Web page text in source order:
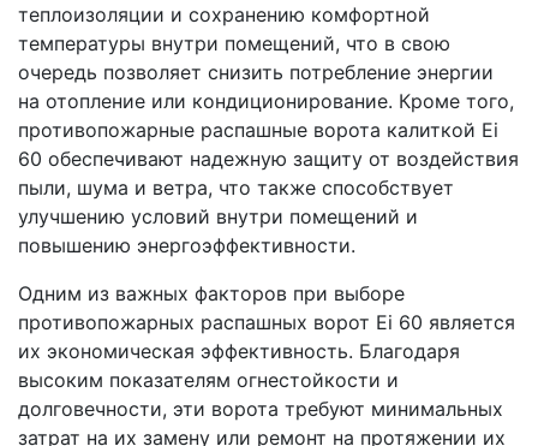
теплоизоляции и сохранению комфортной
температуры внутри помещений, что в свою
очередь позволяет снизить потребление энергии
на отопление или кондиционирование. Кроме того,
противопожарные распашные ворота калиткой Ei
60 обеспечивают надежную защиту от воздействия
пыли, шума и ветра, что также способствует
улучшению условий внутри помещений и
повышению энергоэффективности.
Одним из важных факторов при выборе
противопожарных распашных ворот Ei 60 является
их экономическая эффективность. Благодаря
высоким показателям огнестойкости и
долговечности, эти ворота требуют минимальных
затрат на их замену или ремонт на протяжении их